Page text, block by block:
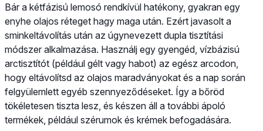
Bár a kétfázisú lemosó rendkívül hatékony, gyakran egy
enyhe olajos réteget hagy maga után. Ezért javasolt a
sminkeltávolítás után az úgynevezett dupla tisztítási
módszer alkalmazása. Használj egy gyengéd, vízbázisú
arctisztítót (például gélt vagy habot) az egész arcodon,
hogy eltávolítsd az olajos maradványokat és a nap során
felgyülemlett egyéb szennyeződéseket. Így a bőröd
tökéletesen tiszta lesz, és készen áll a további ápoló
termékek, például szérumok és krémek befogadására.